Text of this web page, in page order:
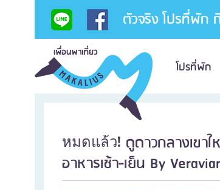
ตัวจริง โปรที่พัก
โปรที่พัก
หมดแล้ว! ดูดาวกลางเขา
อาหารเช้า-เย็น By